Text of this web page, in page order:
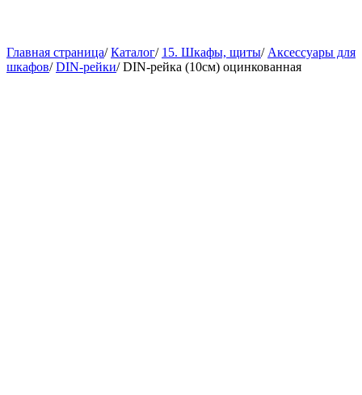
Главная страница/ Каталог/ 15. Шкафы, щиты/ Аксессуары для
шкафов/ DIN-рейки/ DIN-рейка (10см) оцинкованная